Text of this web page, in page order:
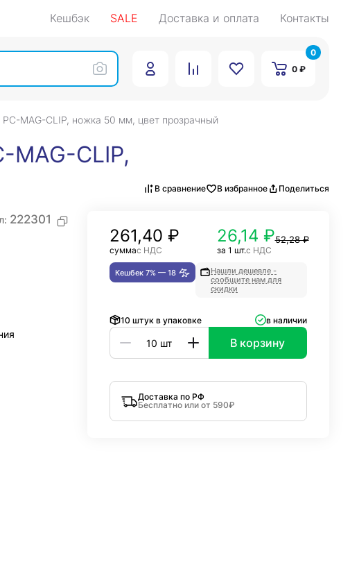
Кешбэк SALE Доставка и оплата Контакты
0 ₽
0
MAG-CLIP, ножка 50 мм, цвет прозрачный
MAG-CLIP,
В сравнение В избранное Поделиться
222301
261,40 ₽
суммас НДС
26,14 ₽52,28 ₽
за 1 шт.с НДС
Кешбек 7% — 18
Нашли дешевле -
сообщите нам для
скидки
10 штук в упаковке в наличии
В корзину
Доставка по РФ
Бесплатно или от 590₽